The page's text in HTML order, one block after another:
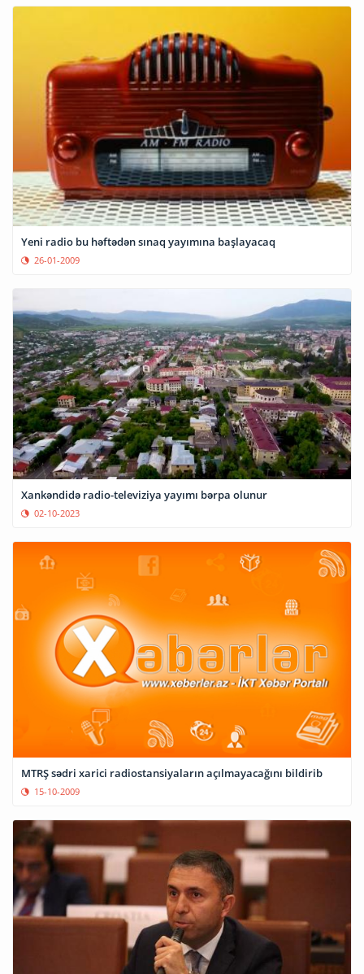
Yeni radio bu həftədən sınaq yayımına başlayacaq
26-01-2009
Xankəndidə radio-televiziya yayımı bərpa olunur
02-10-2023
MTRŞ sədri xarici radiostansiyaların açılmayacağını bildirib
15-10-2009